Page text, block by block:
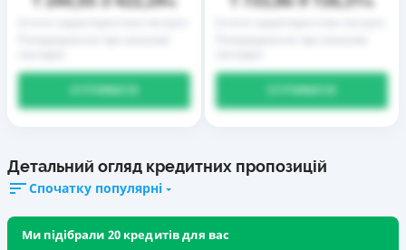
ОТРИМАТИ ОТРИМАТИ
Детальний огляд кредитних пропозицій
Спочатку популярні
Ми підібрали 20 кредитів для вас